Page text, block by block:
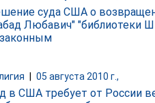
суда США о
Любавич" "библиотеки
05 августа 2010 г.,
в США требует от России